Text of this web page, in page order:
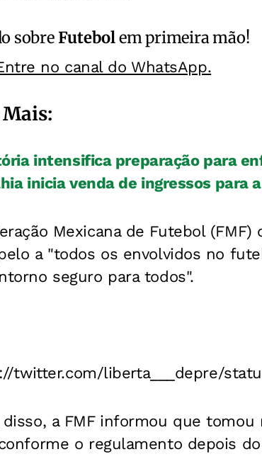
sobreFutebolem primeira mão!
no canal do WhatsApp.
intensifica preparação para
inicia venda de ingressos para
Mexicana de Futebol
a "todos os envolvidos no
seguro para todos".
twitter.com/liberta___depre/
a FMF informou que tomou
o regulamento depois